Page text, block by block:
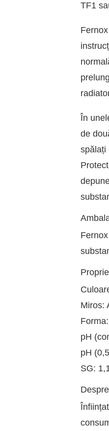
TF1
În
de
spălați
Miros:
pH
pH
SG: